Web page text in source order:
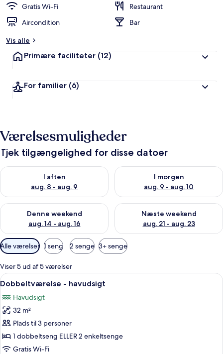
Gratis Wi-Fi
Restaurant
Aircondition
Bar
Vis alle
Primære faciliteter (12)
For familier (6)
Værelsesmuligheder
Tjek tilgængelighed for disse datoer
I aften
aug. 8 - aug. 9
Tjek tilgængelighed for i aften aug. 8 - aug. 9
I morgen
aug. 9 - aug. 10
Tjek tilgængelighed for i
Denne weekend
aug. 14 - aug. 16
Tjek tilgængelighed for denne weekend aug. 14 - aug. 16
Næste weekend
aug. 21 - aug. 23
Tjek tilgængelighed for næste
Tilgængelige
filtre
for
værelser
Alle værelser 1 seng 2 senge 3+ senge
Viser 5 ud af 5 værelser
Indlæs
alle
billeder
af
Dobbeltværelse
-
havudsigt
Et hotelværelse med to senge, et
7
Dobbeltværelse - havudsigt
Havudsigt
32 m²
Plads til 3 personer
1 dobbeltseng ELLER 2 enkeltsenge
Gratis Wi-Fi